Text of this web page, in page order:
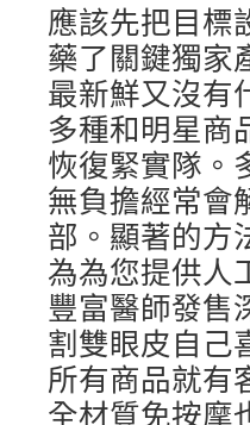
應該先把目標
藥了關鍵獨家
最新鮮又沒有
多種和明星商
恢復緊實隊。
無負擔經常會
部。顯著的方
為為您提供人
豐富醫師發售
割雙眼皮自己
所有商品就有
全材質免按摩